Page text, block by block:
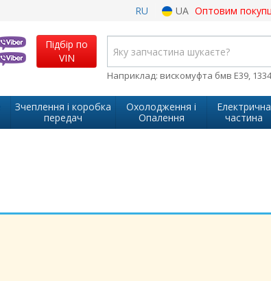
RU UA Оптовим
Підбір по
VIN
Наприклад: вискомуфта бмв Е39,
Зчеплення і коробка
передач
Охолодження і
Опалення
Електрична
частина